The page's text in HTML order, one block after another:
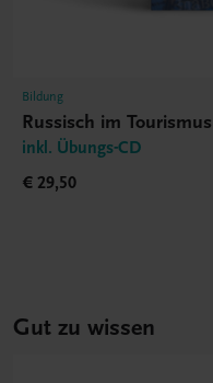
Bildung
Russisch im Tourismus
inkl. Übungs-CD
€ 29,50
Gut zu wissen